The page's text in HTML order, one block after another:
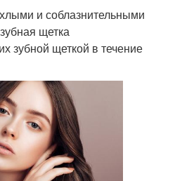
и соблазнительными
щетка
зубной щеткой в течение